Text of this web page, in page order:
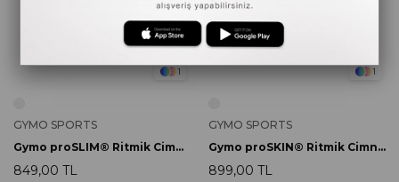
1
GYMO SPORTS
Gymo proSLIM® Ritmik Cimnastik Patiği
849,00 TL
1
GYMO SPORTS
Gymo proSKIN® Ritmik Cimnastik Patiği
899,00 TL